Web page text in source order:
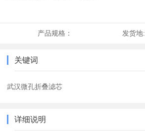
产品规格： 发货地:
关键词
武汉微孔折叠滤芯
详细说明